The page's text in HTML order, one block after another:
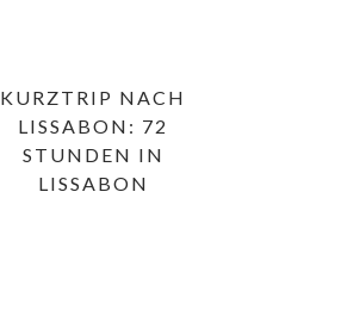
KURZTRIP NACH
LISSABON: 72
STUNDEN IN
LISSABON